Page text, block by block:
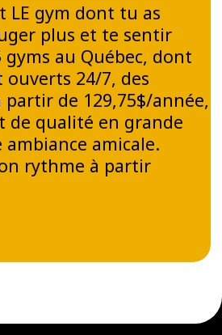
LE gym dont tu as
plus et te sentir
gyms au Québec, dont
24/7, des
de 129,75$/année,
de qualité en grande
amicale.
rythme à partir